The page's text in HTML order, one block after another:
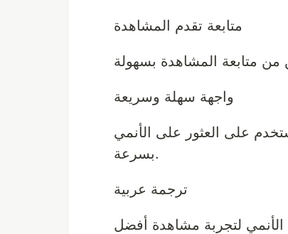
متابعة تقدم المشاهدة
واجهة سهلة وسريعة
على العثور على الأنمي
بسرعة.
ترجمة عربية